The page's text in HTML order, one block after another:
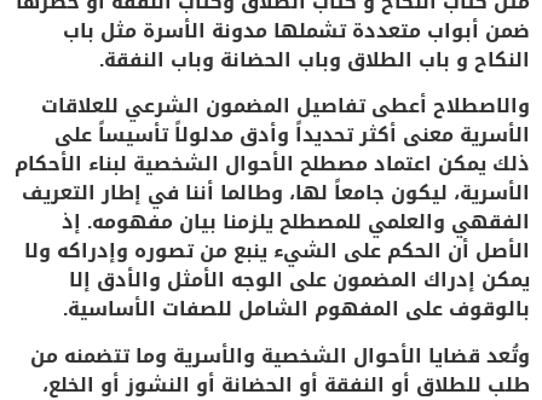
ضمن أبواب متعددة تشملها مدونة الأسرة مثل باب
النكاح و باب الطلاق وباب الحضانة وباب النفقة.
والاصطلاح أعطى تفاصيل المضمون الشرعي للعلاقات
الأسرية معنى أكثر تحديداً وأدق مدلولاً تأسيساً على
ذلك يمكن اعتماد مصطلح الأحوال الشخصية لبناء الأحكام
الأسرية، ليكون جامعاً لها، وطالما أننا في إطار التعريف
الفقهي والعلمي للمصطلح يلزمنا بيان مفهومه. إذ
الأصل أن الحكم على الشيء ينبع من تصوره وإدراكه ولا
يمكن إدراك المضمون على الوجه الأمثل والأدق إلا
بالوقوف على المفهوم الشامل للصفات الأساسية.
وتُعد قضايا الأحوال الشخصية والأسرية وما تتضمنه من
طلب للطلاق أو النفقة أو الحضانة أو النشوز أو الخلع،